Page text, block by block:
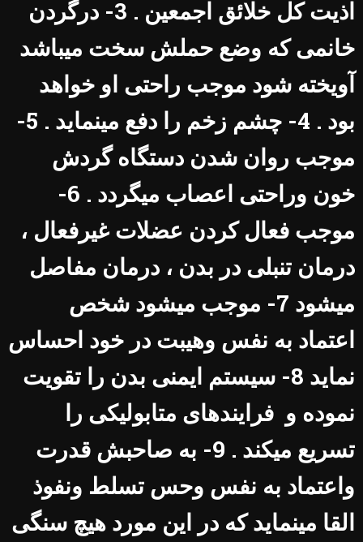
اذیت کل خلائق اجمعین . 3- درگردن
خانمی که وضع حملش سخت میباشد
آویخته شود موجب راحتی او خواهد
بود . 4- چشم زخم را دفع مینماید . 5-
موجب روان شدن دستگاه گردش
خون وراحتی اعصاب میگردد . 6-
موجب فعال کردن عضلات غیرفعال ،
درمان تنبلی در بدن ، درمان مفاصل
میشود 7- موجب میشود شخص
اعتماد به نفس وهیبت در خود احساس
نماید 8- سیستم ایمنی بدن را تقویت
نموده و فرایندهای متابولیکی را
تسریع میکند . 9- به صاحبش قدرت
واعتماد به نفس وحس تسلط ونفوذ
القا مینماید که در این مورد هیچ سنگی